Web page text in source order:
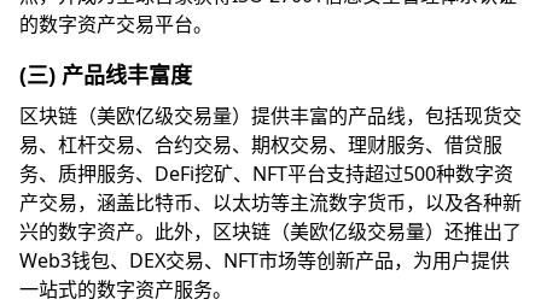
的数字资产交易平台。
(三) 产品线丰富度
区块链（美欧亿级交易量）提供丰富的产品线，包括现货交
易、杠杆交易、合约交易、期权交易、理财服务、借贷服
务、质押服务、DeFi挖矿、NFT平台支持超过500种数字资
产交易，涵盖比特币、以太坊等主流数字货币，以及各种新
兴的数字资产。此外，区块链（美欧亿级交易量）还推出了
Web3钱包、DEX交易、NFT市场等创新产品，为用户提供
一站式的数字资产服务。